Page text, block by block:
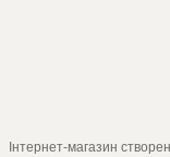
Інтернет-магазин